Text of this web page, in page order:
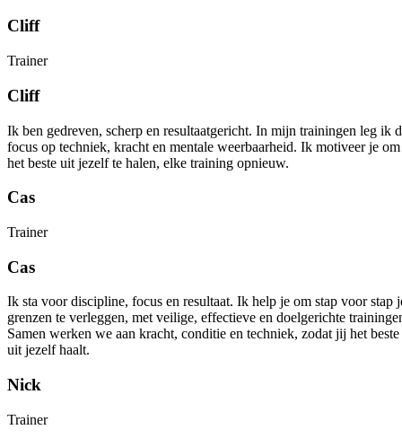
Cliff
Trainer
Cliff
Ik ben gedreven, scherp en resultaatgericht. In mijn trainingen leg ik
focus op techniek, kracht en mentale weerbaarheid. Ik motiveer je om
het beste uit jezelf te halen, elke training opnieuw.
Cas
Trainer
Cas
Ik sta voor discipline, focus en resultaat. Ik help je om stap voor stap
grenzen te verleggen, met veilige, effectieve en doelgerichte
Samen werken we aan kracht, conditie en techniek, zodat jij het beste
uit jezelf haalt.
Nick
Trainer